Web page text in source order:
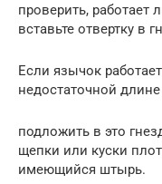
проверить, работает
вставьте отвертку в
Если язычок
недостаточной
подложить в это
щепки или куски
имеющийся штырь.